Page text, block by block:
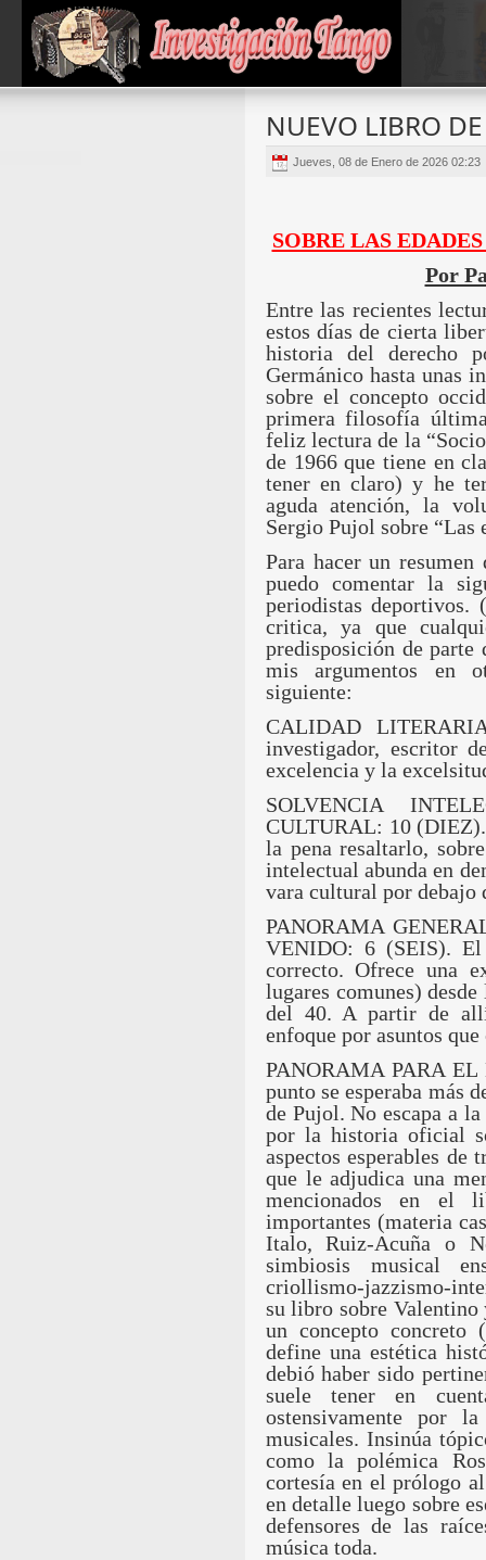
NUEVO LIBRO
Jueves, 08 de Enero de 2026 02:23
SOBRE LAS
Por
Entre las recientes
estos días de cierta
historia del derecho
Germánico hasta unas
sobre el concepto
primera filosofía
feliz lectura de la
de 1966 que tiene en
tener en claro) y he
aguda atención, la
Sergio Pujol sobre “Las
Para hacer un
puedo comentar la
periodistas deportivos.
critica, ya que
predisposición de
mis argumentos en
siguiente:
CALIDAD
investigador, escritor
excelencia y la
SOLVENCIA
CULTURAL: 10
la pena resaltarlo,
intelectual abunda en
vara cultural por debajo
PANORAMA
VENIDO: 6 (SEIS). El
correcto. Ofrece una
lugares comunes)
del 40. A partir de
enfoque por asuntos
PANORAMA PARA
punto se esperaba más
de Pujol. No escapa a
por la historia oficial
aspectos esperables de
que le adjudica una
mencionados en el
importantes (materia
Italo, Ruiz-Acuña o
simbiosis musical
criollismo-jazzismo-
su libro sobre Valentino
un concepto
define una estética
debió haber sido
suele tener en
ostensivamente por
musicales. Insinúa
como la polémica
cortesía en el prólogo
en detalle luego sobre
defensores de las
música toda.